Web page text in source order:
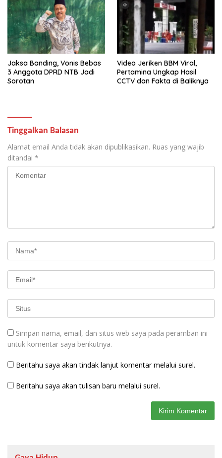
Jaksa Banding, Vonis Bebas
3 Anggota DPRD NTB Jadi
Sorotan
Video Jeriken BBM Viral,
Pertamina Ungkap Hasil
CCTV dan Fakta di Baliknya
Tinggalkan Balasan
Alamat email Anda tidak akan dipublikasikan. Ruas yang wajib
ditandai *
Simpan nama, email, dan situs web saya pada peramban ini
untuk komentar saya berikutnya.
Beritahu saya akan tindak lanjut komentar melalui surel.
Beritahu saya akan tulisan baru melalui surel.